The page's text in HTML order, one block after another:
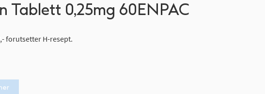
Tablett 0,25mg 60ENPAC
forutsetter H-resept.